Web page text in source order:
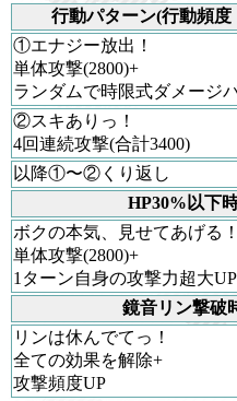
行動パターン(行動頻度
①エナジー放出！
単体攻撃(2800)+
ランダムで時限式ダメージ
②スキありっ！
4回連続攻撃(合計3400)
以降①〜②くり返し
HP30%以下
ボクの本気、見せてあげる！
単体攻撃(2800)+
1ターン自身の攻撃力超大
鏡音リン撃破
リンは休んでてっ！
全ての効果を解除+
攻撃頻度UP